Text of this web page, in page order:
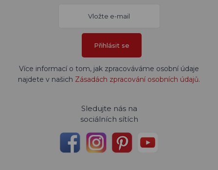
Přihlásit se
Více informací o tom, jak zpracováváme osobní údaje
najdete v našich Zásadách zpracování osobních údajů.
Sledujte nás na
sociálních sítích